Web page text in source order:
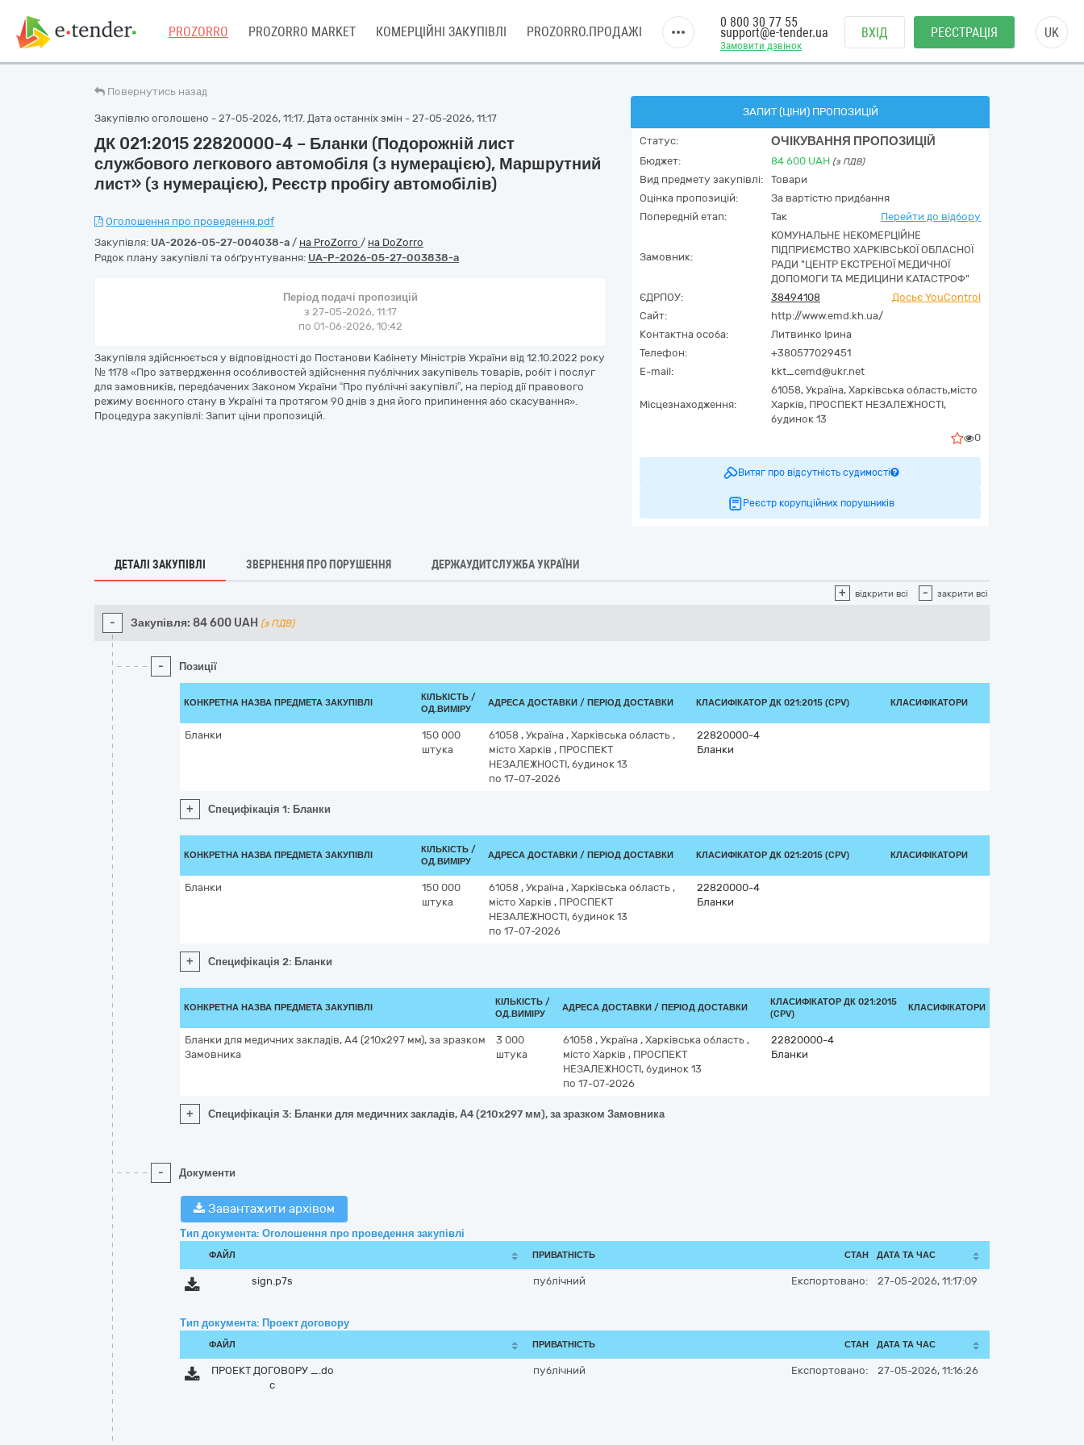
PROZORRO PROZORRO MARKET КОМЕРЦІЙНІ ЗАКУПІВЛІ PROZORRO.ПРОДАЖІ
Замовити дзвінок
0 800 30 77 55
support@e-tender.ua ВХІД РЕЄСТРАЦІЯ UK
Повернутись назад
Закупівлю оголошено - 27-05-2026, 11:17. Дата останніх змін - 27-05-2026, 11:17
ДК 021:2015 22820000-4 – Бланки (Подорожній лист
службового легкового автомобіля (з нумерацією), Маршрутний
лист» (з нумерацією), Реєстр пробігу автомобілів)
Оголошення про проведення.pdf
Закупівля: UA-2026-05-27-004038-a / на ProZorro / на DoZorro
Рядок плану закупівлі та обґрунтування: UA-P-2026-05-27-003838-a
Період подачі пропозицій
з 27-05-2026, 11:17
по 01-06-2026, 10:42
Закупівля здійснюється у відповідності до Постанови Кабінету Міністрів України від 12.10.2022 року
№ 1178 «Про затвердження особливостей здійснення публічних закупівель товарів, робіт і послуг
для замовників, передбачених Законом України “Про публічні закупівлі”, на період дії правового
режиму воєнного стану в Україні та протягом 90 днів з дня його припинення або скасування».
Процедура закупівлі: Запит ціни пропозицій.
ЗАПИТ (ЦІНИ) ПРОПОЗИЦІЙ
Статус: ОЧІКУВАННЯ ПРОПОЗИЦІЙ
Бюджет: 84 600 UAH (з ПДВ)
Вид предмету закупівлі:
Товари
Оцінка пропозицій:
За вартістю придбання
Попередній етап:
Так Перейти до відбору
Замовник:
КОМУНАЛЬНЕ НЕКОМЕРЦІЙНЕ
ПІДПРИЄМСТВО ХАРКІВСЬКОЇ ОБЛАСНОЇ
РАДИ "ЦЕНТР ЕКСТРЕНОЇ МЕДИЧНОЇ
ДОПОМОГИ ТА МЕДИЦИНИ КАТАСТРОФ"
ЄДРПОУ:
38494108
Досьє YouControl
Сайт:
http://www.emd.kh.ua/
Контактна особа:
Литвинко Ірина
Телефон:
+380577029451
E-mail:
kkt_cemd@ukr.net
Місцезнаходження:
61058, Україна, Харківська область,місто
Харків, ПРОСПЕКТ НЕЗАЛЕЖНОСТІ,
будинок 13
0
Витяг про відсутність судимості
Реєстр корупційних порушників
ДЕТАЛІ ЗАКУПІВЛІ ЗВЕРНЕННЯ ПРО ПОРУШЕННЯ ДЕРЖАУДИТСЛУЖБА УКРАЇНИ
+ відкрити всі - закрити всі
- Закупівля: 84 600 UAH (з ПДВ)
- Позиції
КОНКРЕТНА НАЗВА ПРЕДМЕТА ЗАКУПІВЛІ
КІЛЬКІСТЬ /
ОД.ВИМІРУ
АДРЕСА ДОСТАВКИ / ПЕРІОД ДОСТАВКИ КЛАСИФІКАТОР ДК 021:2015 (CPV) КЛАСИФІКАТОРИ
Бланки
150 000
штука
61058 , Україна , Харківська область ,
місто Харків , ПРОСПЕКТ
НЕЗАЛЕЖНОСТІ, будинок 13
по 17-07-2026
22820000-4
Бланки
+ Специфікація 1: Бланки
КОНКРЕТНА НАЗВА ПРЕДМЕТА ЗАКУПІВЛІ
КІЛЬКІСТЬ /
ОД.ВИМІРУ
АДРЕСА ДОСТАВКИ / ПЕРІОД ДОСТАВКИ КЛАСИФІКАТОР ДК 021:2015 (CPV) КЛАСИФІКАТОРИ
Бланки
150 000
штука
61058 , Україна , Харківська область ,
місто Харків , ПРОСПЕКТ
НЕЗАЛЕЖНОСТІ, будинок 13
по 17-07-2026
22820000-4
Бланки
+ Специфікація 2: Бланки
КОНКРЕТНА НАЗВА ПРЕДМЕТА ЗАКУПІВЛІ
КІЛЬКІСТЬ /
ОД.ВИМІРУ
АДРЕСА ДОСТАВКИ / ПЕРІОД ДОСТАВКИ
КЛАСИФІКАТОР ДК 021:2015
(CPV)
КЛАСИФІКАТОРИ
Бланки для медичних закладів, А4 (210х297 мм), за зразком
Замовника
3 000
штука
61058 , Україна , Харківська область ,
місто Харків , ПРОСПЕКТ
НЕЗАЛЕЖНОСТІ, будинок 13
по 17-07-2026
22820000-4
Бланки
+ Специфікація 3: Бланки для медичних закладів, А4 (210х297 мм), за зразком Замовника
- Документи
Завантажити архівом
Тип документа: Оголошення про проведення закупівлі
ФАЙЛ ПРИВАТНІСТЬ СТАН ДАТА ТА ЧАС
sign.p7s публічний Експортовано: 27-05-2026, 11:17:09
Тип документа: Проект договору
ФАЙЛ ПРИВАТНІСТЬ СТАН ДАТА ТА ЧАС
ПРОЕКТ ДОГОВОРУ _.do
c
публічний Експортовано: 27-05-2026, 11:16:26